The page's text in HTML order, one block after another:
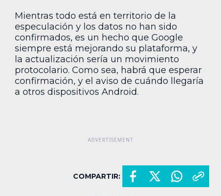
Mientras todo está en territorio de la
especulación y los datos no han sido
confirmados, es un hecho que Google
siempre está mejorando su plataforma, y
la actualización sería un movimiento
protocolario. Como sea, habrá que esperar
confirmación, y el aviso de cuándo llegaría
a otros dispositivos Android.
COMPARTIR: